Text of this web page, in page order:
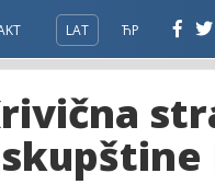
LAT ЋР